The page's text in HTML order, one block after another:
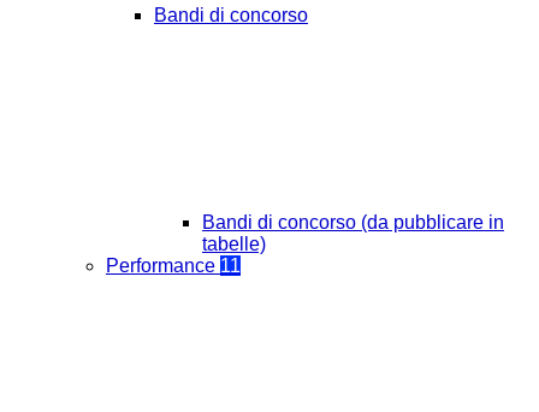
Bandi di concorso
Bandi di concorso (da pubblicare in
tabelle)
Performance 11